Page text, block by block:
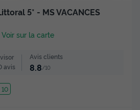
5* - MS VACANCES
Voir sur la carte
avis
Avis clients
8.8/10
10